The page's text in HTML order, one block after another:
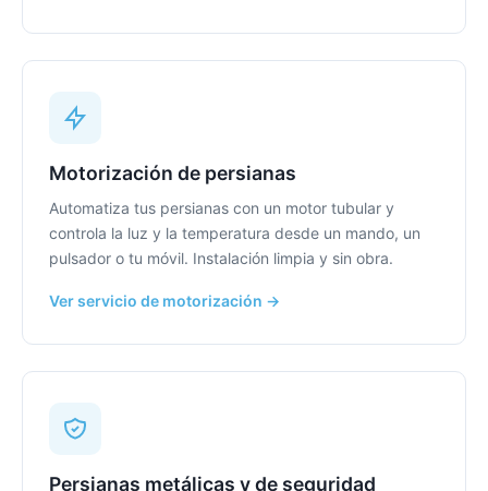
Motorización de persianas
Automatiza tus persianas con un motor tubular y
controla la luz y la temperatura desde un mando, un
pulsador o tu móvil. Instalación limpia y sin obra.
Ver servicio de motorización →
Persianas metálicas y de seguridad